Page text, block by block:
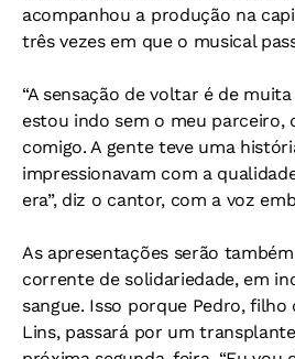
acompanhou a produção na
três vezes em que o musical
“A sensação de voltar é de
estou indo sem o meu parceiro,
comigo. A gente teve uma
impressionavam com a
era”, diz o cantor, com a voz
As apresentações serão
corrente de solidariedade, em
sangue. Isso porque Pedro,
Lins, passará por um